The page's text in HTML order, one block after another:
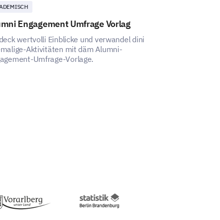
Engagement Umfrage Vorlag
wertvolli Einblicke und verwandel dini
Aktivitäten mit däm Alumni-
Umfrage-Vorlage.